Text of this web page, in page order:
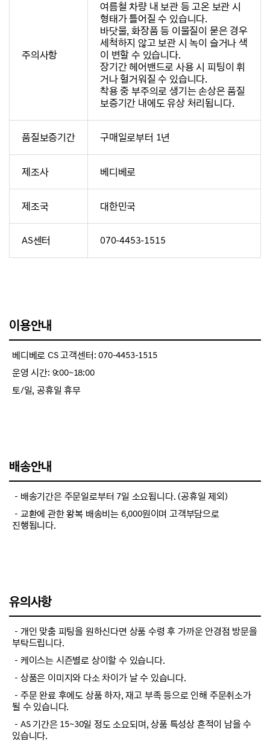
주의사항
여름철 차량 내 보관 등 고온 보관 시
형태가 틀어질 수 있습니다.
바닷물, 화장품 등 이물질이 묻은 경우
세척하지 않고 보관 시 녹이 슬거나 색
이 변할 수 있습니다.
장기간 헤어밴드로 사용 시 피팅이 휘
거나 헐거워질 수 있습니다.
착용 중 부주의로 생기는 손상은 품질
보증기간 내에도 유상 처리됩니다.
품질보증기간 구매일로부터 1년
제조사 베디베로
제조국 대한민국
AS센터 070-4453-1515
이용안내
베디베로 CS 고객센터: 070-4453-1515
운영 시간: 9:00~18:00
토/일, 공휴일 휴무
배송안내
－배송기간은 주문일로부터 7일 소요됩니다. (공휴일 제외)
－교환에 관한 왕복 배송비는 6,000원이며 고객부담으로
진행됩니다.
유의사항
－개인 맞춤 피팅을 원하신다면 상품 수령 후 가까운 안경점 방문을
부탁드립니다.
－케이스는 시즌별로 상이할 수 있습니다.
－상품은 이미지와 다소 차이가 날 수 있습니다.
－주문 완료 후에도 상품 하자, 재고 부족 등으로 인해 주문취소가
될 수 있습니다.
－AS 기간은 15~30일 정도 소요되며, 상품 특성상 흔적이 남을 수
있습니다.